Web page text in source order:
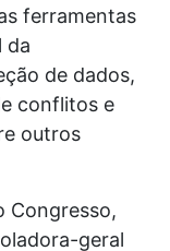
ferramentas
da
de dados,
conflitos e
outros
Congresso,
geral